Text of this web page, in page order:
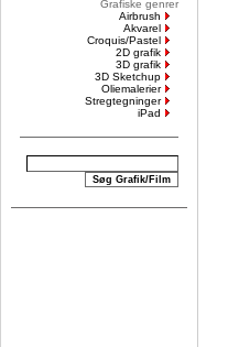
Grafiske genrer
Airbrush
Akvarel
Croquis/Pastel
2D grafik
3D grafik
3D Sketchup
Oliemalerier
Stregtegninger
iPad